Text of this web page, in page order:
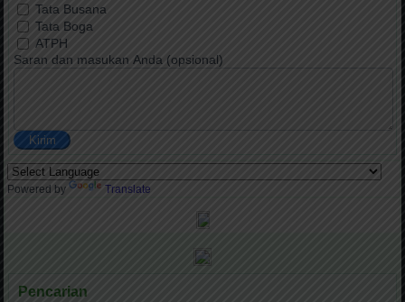
Tata Busana
Tata Boga
ATPH
Saran dan masukan Anda (opsional)
Kirim
Powered by Translate
Pencarian